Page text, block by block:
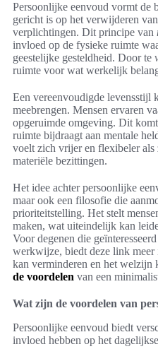
Persoonlijke eenvoud vormt de
gericht is op het verwijderen
verplichtingen. Dit principe van
invloed op de fysieke ruimte
geestelijke gesteldheid. Door te
ruimte voor wat werkelijk
Een vereenvoudigde levensstijl
meebrengen. Mensen ervaren
opgeruimde omgeving. Dit
ruimte bijdraagt aan mentale
voelt zich vrijer en flexibeler
materiële bezittingen.
Het idee achter persoonlijke
maar ook een filosofie die
prioriteitstelling. Het stelt
maken, wat uiteindelijk kan
Voor degenen die
werkwijze, biedt deze link meer
kan verminderen en het welzijn
de voordelen van een
Wat zijn de voordelen van
Persoonlijke eenvoud biedt
invloed hebben op het